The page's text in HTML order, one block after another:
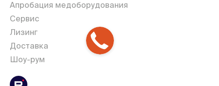
Апробация медоборудования
Сервис
Лизинг
Доставка
Шоу-рум